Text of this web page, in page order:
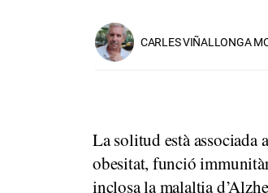
CARLES VIÑALLONGA
La solitud està associada
obesitat, funció
inclosa la malaltia